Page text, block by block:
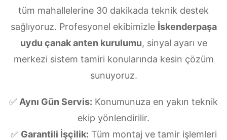
tüm mahallelerine 30 dakikada teknik destek
sağlıyoruz. Profesyonel ekibimizle İskenderpaşa
uydu çanak anten kurulumu, sinyal ayarı ve
merkezi sistem tamiri konularında kesin çözüm
sunuyoruz.
✅ Aynı Gün Servis: Konumunuza en yakın teknik
ekip yönlendirilir.
✅ Garantili İşçilik: Tüm montaj ve tamir işlemleri